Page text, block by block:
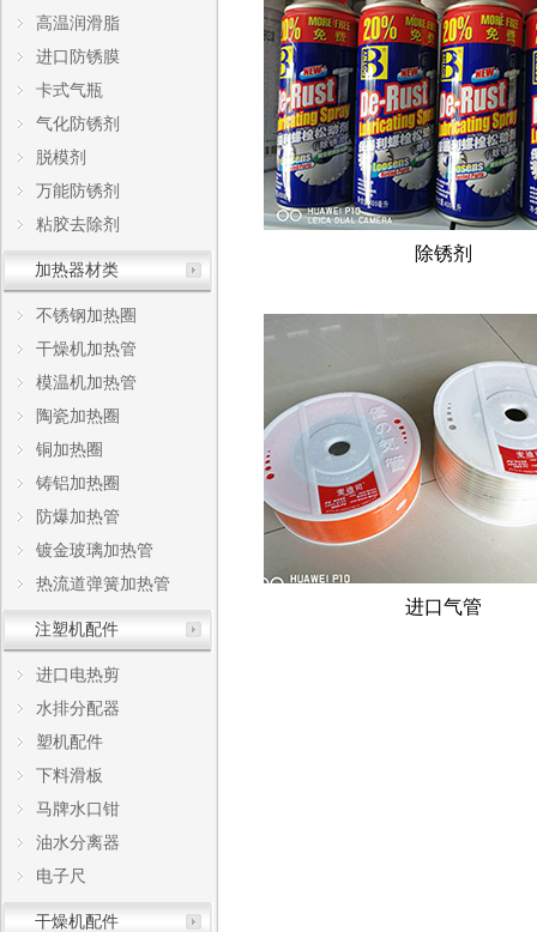
高温润滑脂
进口防锈膜
卡式气瓶
气化防锈剂
脱模剂
万能防锈剂
粘胶去除剂
加热器材类
不锈钢加热圈
干燥机加热管
模温机加热管
陶瓷加热圈
铜加热圈
铸铝加热圈
防爆加热管
镀金玻璃加热管
热流道弹簧加热管
注塑机配件
进口电热剪
水排分配器
塑机配件
下料滑板
马牌水口钳
油水分离器
电子尺
干燥机配件
除锈剂
进口气管